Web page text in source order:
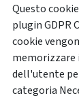
Questo
plugin GDPR
cookie
memorizzare
dell'utente
categoria